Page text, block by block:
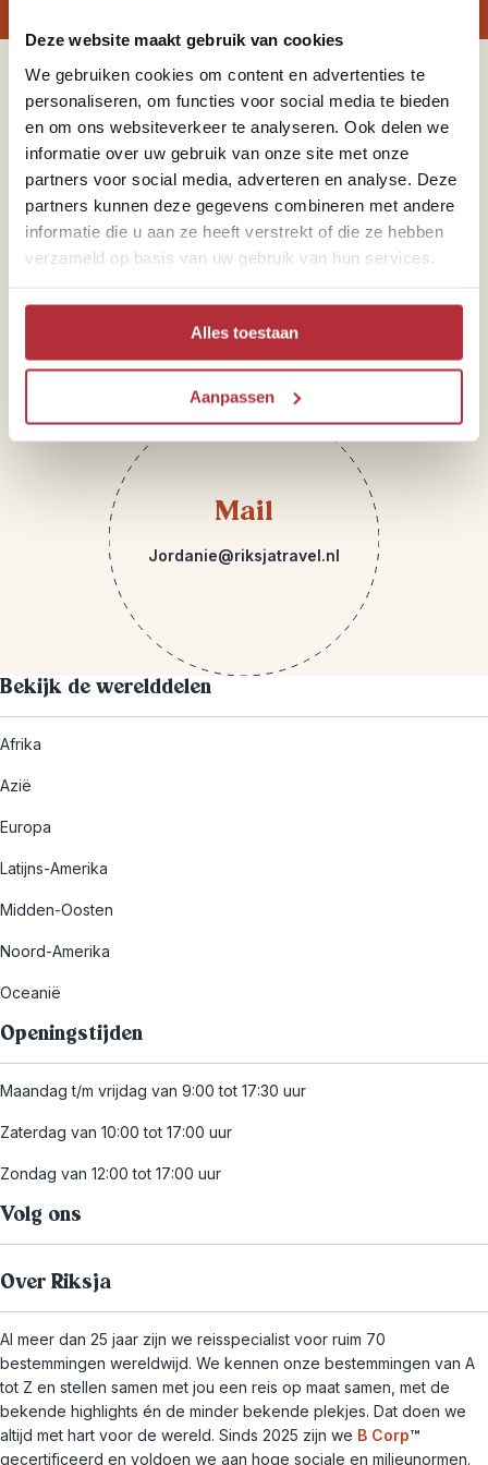
Deze website maakt gebruik van cookies
We gebruiken cookies om content en advertenties te
personaliseren, om functies voor social media te bieden
en om ons websiteverkeer te analyseren. Ook delen we
informatie over uw gebruik van onze site met onze
partners voor social media, adverteren en analyse. Deze
partners kunnen deze gegevens combineren met andere
informatie die u aan ze heeft verstrekt of die ze hebben
verzameld op basis van uw gebruik van hun services.
Alles toestaan
Aanpassen
Sparren of heb je vragen?
Telefoon
Mail
Jordanie@riksjatravel.nl
Bekijk de werelddelen
Afrika
Azië
Europa
Latijns-Amerika
Midden-Oosten
Noord-Amerika
Oceanië
Openingstijden
Maandag t/m vrijdag van 9:00 tot 17:30 uur
Zaterdag van 10:00 tot 17:00 uur
Zondag van 12:00 tot 17:00 uur
Volg ons
Over Riksja
Al meer dan 25 jaar zijn we reisspecialist voor ruim 70
bestemmingen wereldwijd. We kennen onze bestemmingen van A
tot Z en stellen samen met jou een reis op maat samen, met de
bekende highlights én de minder bekende plekjes. Dat doen we
altijd met hart voor de wereld. Sinds 2025 zijn we B Corp™
gecertificeerd en voldoen we aan hoge sociale en milieunormen.